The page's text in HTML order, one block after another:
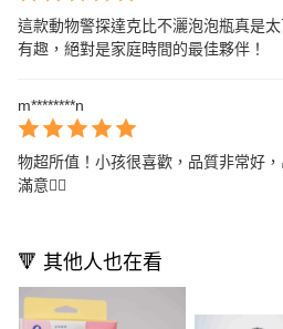
這款動物警探達克比不灑泡泡瓶真是
有趣，絕對是家庭時間的最佳夥伴！
m********n
物超所值！小孩很喜歡，品質非常好
滿意👍🏻
🔻 其他人也在看